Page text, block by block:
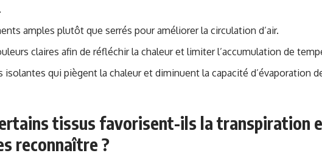
amples plutôt que serrés pour améliorer la circulation d’air.
claires afin de réfléchir la chaleur et limiter l’accumulation de
isolantes qui piègent la chaleur et diminuent la capacité d’évaporation
tissus favorisent-ils la transpiration
reconnaître ?